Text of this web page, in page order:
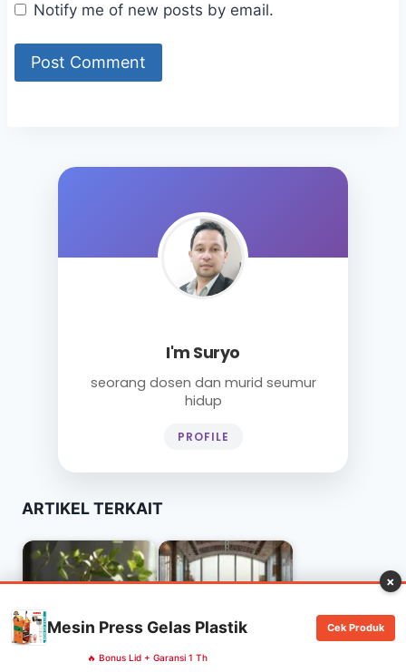
Notify me of new posts by email.
I'm Suryo
seorang dosen dan murid seumur
hidup
PROFILE
ARTIKEL TERKAIT
5 Cara Menaikkan
Harga Tanpa
Pelanggan
7 Jurus Jitu Hemat
Food Waste di…
×
Mesin Press Gelas Plastik
🔥 Bonus Lid + Garansi 1 Th
Cek Produk